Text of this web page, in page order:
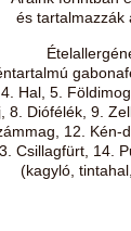
és tartalmazzák
Hal, 5.
8. Diófélék, 9.
12. Kén-
Csillagfürt, 14.
(kagyló,